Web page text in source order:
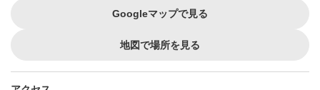
Googleマップで見る
地図で場所を見る